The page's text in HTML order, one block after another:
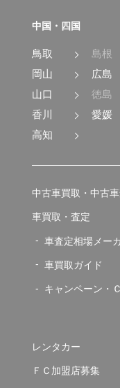
中国・四国
鳥取
島根
岡山
広島
山口
徳島
香川
愛媛
高知
中古車買取・中古
車買取・査定
車査定相場メー
車買取ガイド
キャンペーン・
レンタカー
ＦＣ加盟店募集